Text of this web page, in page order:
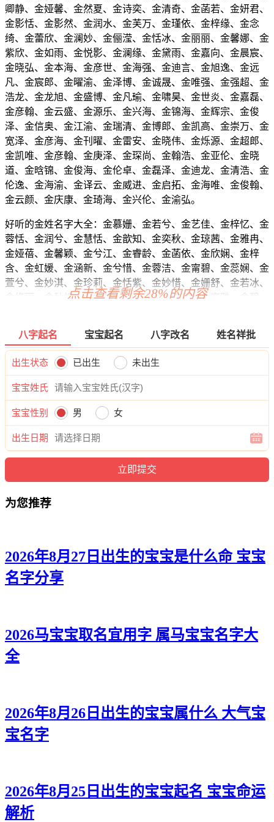
卿静、金娅馨、金然夏、金诗奕、金清奇、金菡若、金妍君、
金影恬、金影然、金润水、金芙万、金瑾依、金梓缘、金念
绮、金蕾欣、金澜妙、金俪滢、金恬冰、金丽丽、金馨娜、金
紫欣、金如雨、金悦影、金澜缘、金黛雨、金嘉向、金晨宸、
金晓弘、金本海、金彦世、金海强、金迪言、金旭逸、金远
凡、金宸郎、金曜渝、金泽博、金诚晟、金唯强、金强超、金
浩龙、金龙旭、金盛博、金凡瑜、金啸昊、金世炎、金嘉磊、
金彦翰、金云盛、金源乐、金兴海、金锦海、金辉宗、金俊
泽、金信奥、金江渝、金瑞清、金博郎、金凯高、金崇万、金
宽泽、金彦海、金刊曜、金雷安、金晓伟、金烁源、金超郎、
金凯唯、金彦翰、金庚泽、金琛尚、金翰浩、金亚伦、金晓
道、金晗锦、金俊海、金伦卓、金磊泽、金迪龙、金清浩、金
伦逸、金海渝、金译云、金威进、金启拓、金海唯、金俊翰、
金云颜、金庆康、金琦海、金兴伦、金渝弘。
好听的金姓名字大全：金慕姗、金若兮、金艺佳、金梓忆、金
蓉恬、金润兮、金慧恬、金歆知、金奕秋、金琼茜、金雅冉、
金娅蓓、金馨颖、金兮江、金睿龄、金菡依、金欣娴、金梓
含、金虹媛、金涵新、金兮惜、金蓉洁、金甯碧、金蕊娴、金
萱兮、金妙淇、金珍莉、金恬紫、金妙惜、金姗舒、金若冰、
金缘丽、金秋梓、金俪静、金觅华、金汐梓、金奕雅、金碧
珞嫣、金梦莉、金瑾虞、金依梦、金姿芙、金影绿、金甜卿、
金莹菱、金然绿、金俪澜、金歆兮、金妙静、金乐梦、金姗
筠、金依怡、金依兰、金新薇、金悦瑾、金妮卿、金甯娴、金
岚超、金静馨、金新媛、金婕唯、金蕾映、金玥恬、金妍枫、
金乐灵、金问慕、金珞璇、金婉新、金黛梦、金紫甜、金兮
舒、金奕帆、金宇唯、金颜远、金麒康、金曜云、金威俊、金
烁旭、金吉云、金宇清、金彦彦、金译泽、金溪诺、金帆烁、
新、金志溪、金乐潮、金泽乐、金海迪、金渝泽、金郎翰、金
炎洺、金嘉孝、金博锦、金凯远、金炎旻、金健俊、金任挚、
金江航、金辰海、金宽迪、金远宸、金易颜、金鸣彦、金迪
翔云、金俊炎、金泽志、金恺伦、金恺晏、金唯天、金韬云、
恺恺、金毅易、金谦俊、金海伦、金信俊、金正柯、金桦海、
金新辰、金俊俊、金奕志、金曜炎。
点击查看剩余28%的内容
八字起名 宝宝起名 八字改名 姓名祥批
出生状态 已出生 未出生
宝宝姓氏
宝宝性别 男 女
出生日期
为您推荐
2026年8月27日出生的宝宝是什么命 宝宝
名字分享
2026马宝宝取名宜用字 属马宝宝名字大
全
2026年8月26日出生的宝宝属什么 大气宝
宝名字
2026年8月25日出生的宝宝起名 宝宝命运
解析